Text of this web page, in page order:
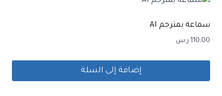
سماعة بمترجم AI
110,00 ر.س
إضافة إلى السلة